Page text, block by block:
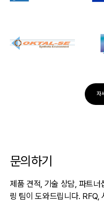
자
문의하기
제품 견적, 기술 상담, 파트너
링 팀이 도와드립니다. RFQ,